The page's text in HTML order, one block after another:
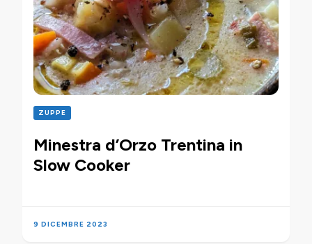
ZUPPE
Minestra d’Orzo Trentina in
Slow Cooker
9 DICEMBRE 2023